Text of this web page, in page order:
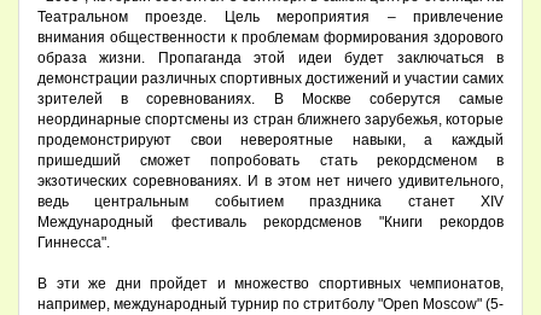
Театральном проезде. Цель мероприятия – привлечение
внимания общественности к проблемам формирования здорового
образа жизни. Пропаганда этой идеи будет заключаться в
демонстрации различных спортивных достижений и участии самих
зрителей в соревнованиях. В Москве соберутся самые
неординарные спортсмены из стран ближнего зарубежья, которые
продемонстрируют свои невероятные навыки, а каждый
пришедший сможет попробовать стать рекордсменом в
экзотических соревнованиях. И в этом нет ничего удивительного,
ведь центральным событием праздника станет XIV
Международный фестиваль рекордсменов "Книги рекордов
Гиннесса".
В эти же дни пройдет и множество спортивных чемпионатов,
например, международный турнир по стритболу "Open Moscow" (5-